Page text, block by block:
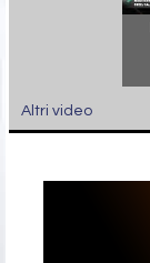
Altri video